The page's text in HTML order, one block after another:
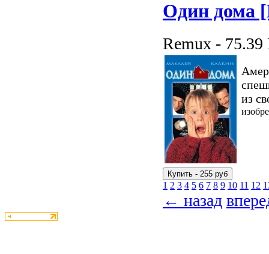
Один дома
Remux - 75.39
из
1 2 3 4 5 6 7 8 9 10 11 12
← назад